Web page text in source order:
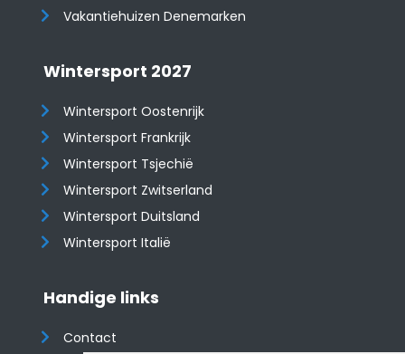
Vakantiehuizen Denemarken
Wintersport 2027
Wintersport Oostenrijk
Wintersport Frankrijk
Wintersport Tsjechië
Wintersport Zwitserland
Wintersport Duitsland
Wintersport Italië
Handige links
Contact